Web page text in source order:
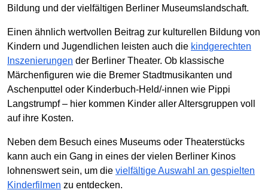
Bildung und der vielfältigen Berliner Museumslandschaft.
Einen ähnlich wertvollen Beitrag zur kulturellen Bildung von
Kindern und Jugendlichen leisten auch die kindgerechten
Inszenierungen der Berliner Theater. Ob klassische
Märchenfiguren wie die Bremer Stadtmusikanten und
Aschenputtel oder Kinderbuch-Held/-innen wie Pippi
Langstrumpf – hier kommen Kinder aller Altersgruppen voll
auf ihre Kosten.
Neben dem Besuch eines Museums oder Theaterstücks
kann auch ein Gang in eines der vielen Berliner Kinos
lohnenswert sein, um die vielfältige Auswahl an gespielten
Kinderfilmen zu entdecken.